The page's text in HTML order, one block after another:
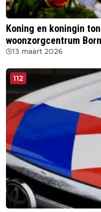
Koning en koningin
woonzorgcentrum
13 maart 2026
112